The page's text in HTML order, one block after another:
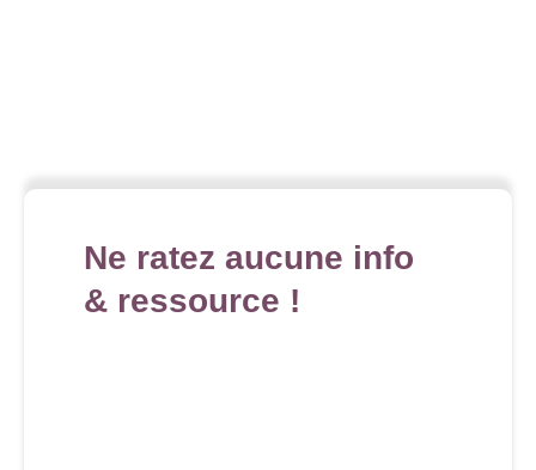
Ne ratez aucune info
& ressource !